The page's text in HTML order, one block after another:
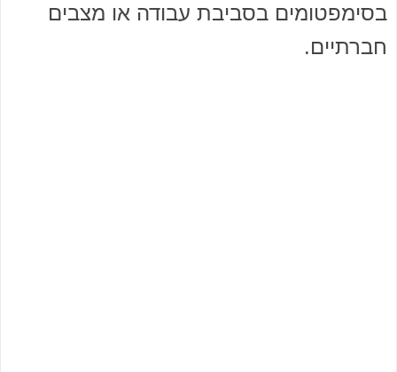
בסימפטומים בסביבת עבודה או מצבים
חברתיים.